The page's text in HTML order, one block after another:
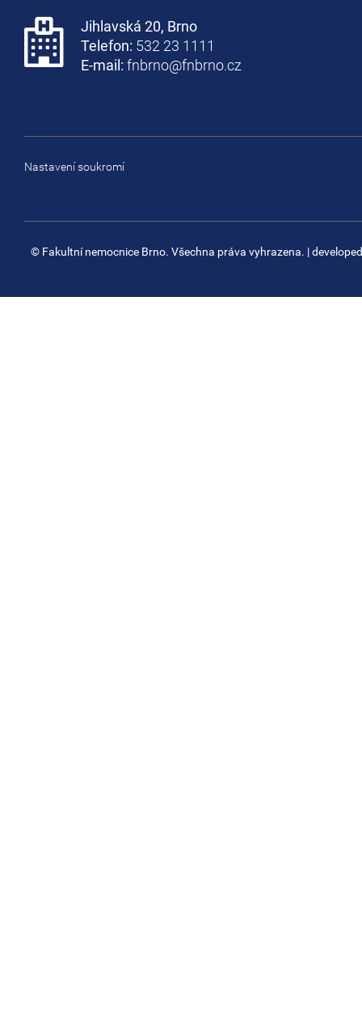
Jihlavská 20, Brno
Telefon: 532 23 1111
E-mail: fnbrno@fnbrno.cz
Nastavení soukromí
© Fakultní nemocnice Brno. Všechna práva vyhrazena. |